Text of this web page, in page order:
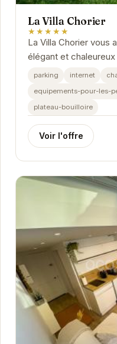
La Villa Chorier
★★★★★
La Villa Chorier vous
élégant et
Proche des sites
parking internet
equipements-pour-les-
plateau-bouilloire
Voir l'offre